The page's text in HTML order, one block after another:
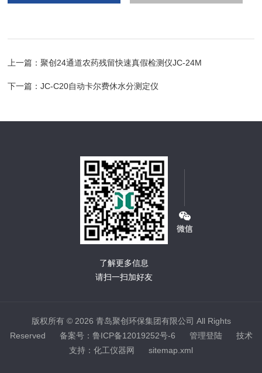
上一篇：聚创24通道农药残留快速真假检测仪JC-24M
下一篇：JC-C20自动卡尔费休水分测定仪
了解更多信息
请扫一扫加好友
版权所有 © 2026 青岛聚创环保集团有限公司 All Rights
Reserved 备案号：鲁ICP备12019252号-6 管理登陆技术
支持： 化工仪器网 sitemap.xml